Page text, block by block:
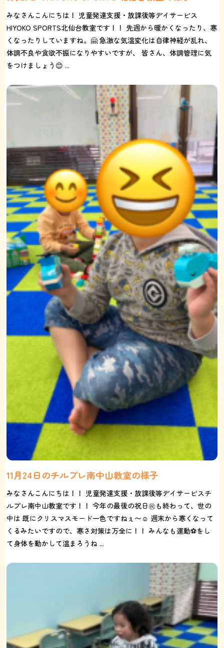
みなさんこんにちは！ 児童発達支援・放課後等デイサービス
HIYOKO SPORTS北仙台教室です！！ 先週から暖かくなったり、寒
くなったりしていますね。🤗 急激な気温変化は自律神経が乱れ、
体調不良や食欲不振になりやすいですが、 皆さん、体調管理に気
をつけましょう😊 ...
11月24日のチルプレ南中山教室の様子
みなさんこんにちは！！ 児童発達支援・放課後等デイサービスチ
ルプレ南中山教室です！！ 今年の最後の祝日㊗️も終わって、世の
中は 既にクリスマスモード一色ですねぇ〜☺️ 週末から寒くなって
くるみたいですので、寒さ対策は万全に！！ みんなも運動⚽️をし
て身体を動かして温まろうね ...